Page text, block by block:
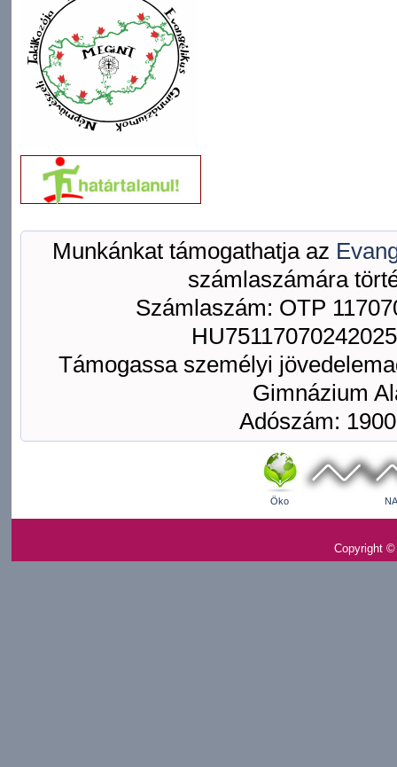
Munkánkat támogathatja az
számlaszámára
Számlaszám: OTP
Támogassa személyi
Gimnázium
Adószám:
Öko
Copyright